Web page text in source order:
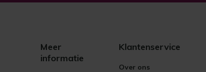
Meer
informatie
Klantenservice
Over ons